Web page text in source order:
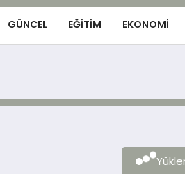
GÜNCEL EĞITIM EKONOMI